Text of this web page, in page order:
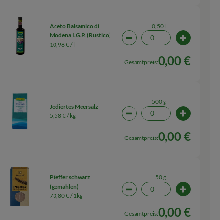
ändern
Aceto Balsamico di
Modena I.G.P. (Rustico)
10,98 € /l
0,50 l
Artikelanzahl verringern
Gesamtpreis:0,00 €
ändern
Jodiertes Meersalz
5,58 € /kg
500 g
Artikelanzahl verringern
Gesamtpreis:0,00 €
ändern
Pfeffer schwarz
(gemahlen)
73,80 € /1kg
50 g
Artikelanzahl verringern
Gesamtpreis:0,00 €